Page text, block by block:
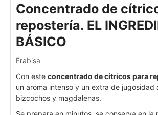
Concentrado de
repostería. EL
BÁSICO
Frabisa
Con este concentrado de cítricos para
un aroma intenso y un extra de jugosidad
bizcochos y magdalenas.